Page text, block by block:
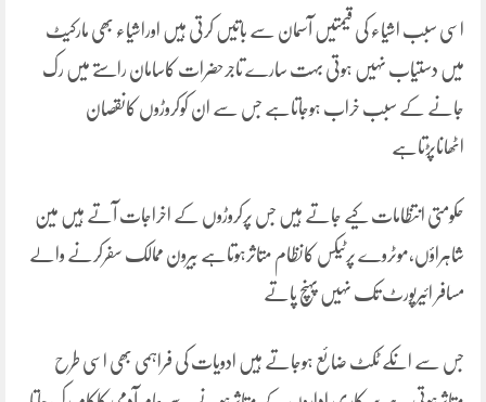
اسی سبب اشیاء کی قیمتیں آسمان سے باتیں کرتی ہیں اوراشیاء بھی مارکیٹ
میں دستیاب نہیں ہوتی بہت سارے تاجرحضرات کاسامان راستے میں رک
جانے کے سبب خراب ہوجاتاہے جس سے ان کوکروڑوں کانقصان
اٹھاناپڑتاہے
حکومتی انتظامات کیے جاتے ہیں جس پرکروڑوں کے اخراجات آتے ہیں مین
شاہراؤں،موٹروے پرٹیکس کانظام متاثرہوتاہے بیرون ممالک سفرکرنے والے
مسافر ائیرپورٹ تک نہیں پہنچ پاتے
جس سے انکے ٹکٹ ضائع ہوجاتے ہیں ادویات کی فراہمی بھی اسی طرح